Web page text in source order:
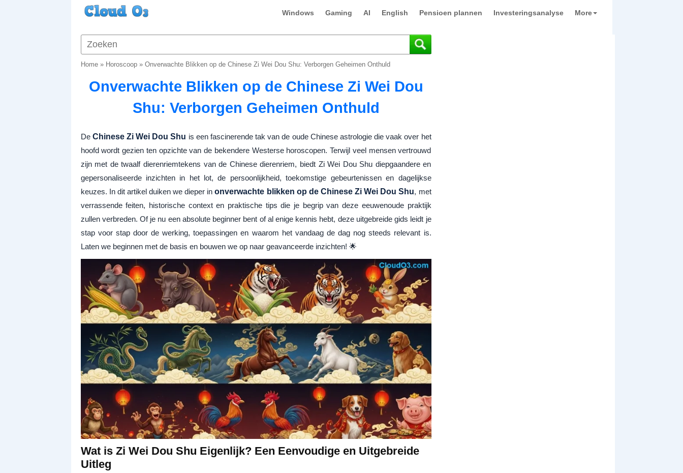
Windows Gaming AI English Pensioen plannen Investeringsanalyse More
Home» Horoscoop» Onverwachte Blikken op de Chinese Zi Wei Dou Shu: Verborgen Geheimen Onthuld
Onverwachte Blikken op de Chinese Zi Wei Dou
Shu: Verborgen Geheimen Onthuld
De Chinese Zi Wei Dou Shu is een fascinerende tak van de oude Chinese astrologie die vaak over het
hoofd wordt gezien ten opzichte van de bekendere Westerse horoscopen. Terwijl veel mensen vertrouwd
zijn met de twaalf dierenriemtekens van de Chinese dierenriem, biedt Zi Wei Dou Shu diepgaandere en
gepersonaliseerde inzichten in het lot, de persoonlijkheid, toekomstige gebeurtenissen en dagelijkse
keuzes. In dit artikel duiken we dieper inonverwachte blikken op de Chinese Zi Wei Dou Shu, met
verrassende feiten, historische context en praktische tips die je begrip van deze eeuwenoude praktijk
zullen verbreden. Of je nu een absolute beginner bent of al enige kennis hebt, deze uitgebreide gids leidt je
stap voor stap door de werking, toepassingen en waarom het vandaag de dag nog steeds relevant is.
Laten we beginnen met de basis en bouwen we op naar geavanceerde inzichten! 🌟
Wat is Zi Wei Dou Shu Eigenlijk? Een Eenvoudige en Uitgebreide
Uitleg